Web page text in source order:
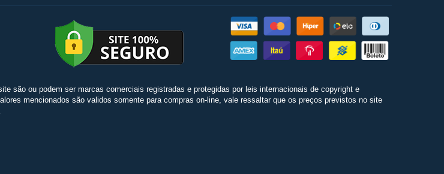
são ou podem ser marcas comerciais registradas e protegidas por leis internacionais de copyright e
mencionados são validos somente para compras on-line, vale ressaltar que os preços previstos no site